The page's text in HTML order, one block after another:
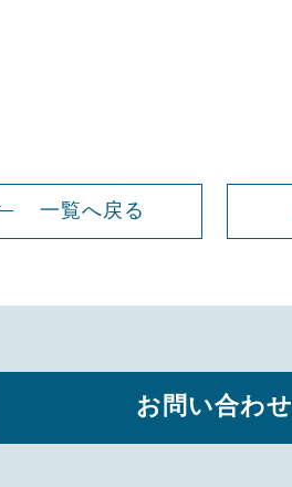
一覧へ戻る
お問い合わせ